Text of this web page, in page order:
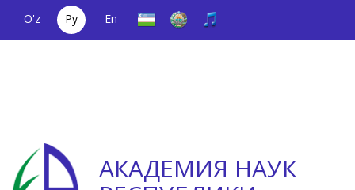
O'z Ру
En
АКАДЕМИЯ НАУК